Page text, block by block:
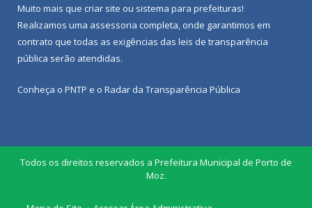
Muito mais que criar site ou sistema para prefeituras!
Realizamos uma assessoria completa, onde garantimos em
contrato que todas as exigências das leis de transparência
pública serão atendidas.
Conheça o PNTP e o Radar da Transparência Pública
Todos os direitos reservados a Prefeitura Municipal de Porto de
Moz.